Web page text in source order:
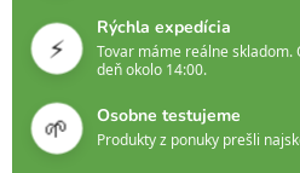
⚡
Rýchla expedícia
Tovar máme reálne skladom.
deň okolo 14:00.
🌱 Osobne testujeme
Produkty z ponuky prešli